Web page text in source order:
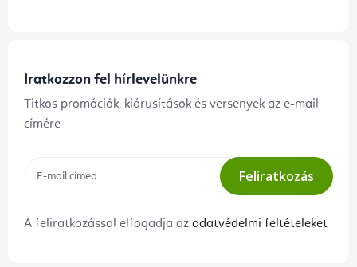
Iratkozzon fel hírlevelünkre
Titkos promóciók, kiárusítások és versenyek az e-mail
címére
Feliratkozás
A feliratkozással elfogadja az adatvédelmi feltételeket